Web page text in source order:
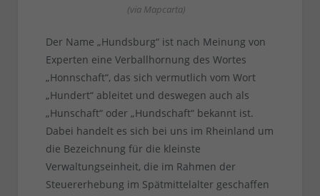
(via Mapcarta)
Der Name „Hundsburg“ ist nach Meinung von
Experten eine Verballhornung des Wortes
„Honnschaft“, das sich vermutlich vom Wort
„Hundert“ ableitet und deswegen auch als
„Hunschaft“ oder „Hundschaft“ bekannt ist.
Dabei handelt es sich bei uns im Rheinland um
die Bezeichnung für die kleinste
Verwaltungseinheit, die im Rahmen der
Steuererhebung im Spätmittelalter geschaffen